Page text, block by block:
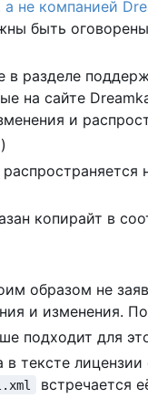
не компанией
быть
в разделе
на сайте
и
копирайт в
образом не
и изменения.
подходит для
тексте
встречается